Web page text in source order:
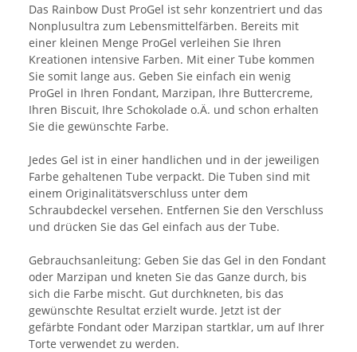
Das Rainbow Dust ProGel ist sehr konzentriert und das
Nonplusultra zum Lebensmittelfärben. Bereits mit
einer kleinen Menge ProGel verleihen Sie Ihren
Kreationen intensive Farben. Mit einer Tube kommen
Sie somit lange aus. Geben Sie einfach ein wenig
ProGel in Ihren Fondant, Marzipan, Ihre Buttercreme,
Ihren Biscuit, Ihre Schokolade o.Ä. und schon erhalten
Sie die gewünschte Farbe.
Jedes Gel ist in einer handlichen und in der jeweiligen
Farbe gehaltenen Tube verpackt. Die Tuben sind mit
einem Originalitätsverschluss unter dem
Schraubdeckel versehen. Entfernen Sie den Verschluss
und drücken Sie das Gel einfach aus der Tube.
Gebrauchsanleitung: Geben Sie das Gel in den Fondant
oder Marzipan und kneten Sie das Ganze durch, bis
sich die Farbe mischt. Gut durchkneten, bis das
gewünschte Resultat erzielt wurde. Jetzt ist der
gefärbte Fondant oder Marzipan startklar, um auf Ihrer
Torte verwendet zu werden.